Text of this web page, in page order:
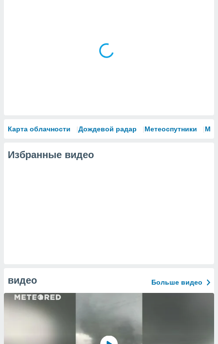
Карта облачности Дождевой радар Метеоспутники
Избранные видео
видео Больше видео